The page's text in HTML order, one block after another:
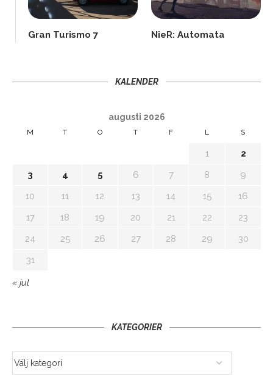
Gran Turismo 7 NieR: Automata
KALENDER
augusti 2026
M T O T F L S
1
2
3
4 5 6 7 8
9
10
11 12 13 14 15
16
17
18 19 20 21 22
23
24
25 26 27 28 29
30
31
« jul
KATEGORIER